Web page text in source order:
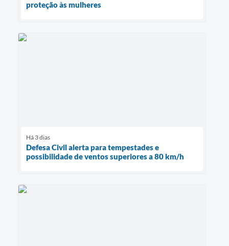
proteção às mulheres
Há 3 dias
Defesa Civil alerta para tempestades e
possibilidade de ventos superiores a 80 km/h